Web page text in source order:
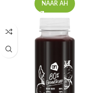
NAAR AH